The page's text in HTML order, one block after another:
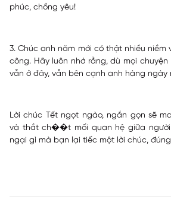
phúc, chồng yêu!
3. Chúc anh năm mới có thật nhiều niềm
công. Hãy luôn nhớ rằng, dù mọi
vẫn ở đây, vẫn bên cạnh anh hàng ngày
Lời chúc Tết ngọt ngào, ngắn gọn sẽ
và thắt ch��t mối quan hệ giữa người
ngại gì mà bạn lại tiếc một lời chúc,